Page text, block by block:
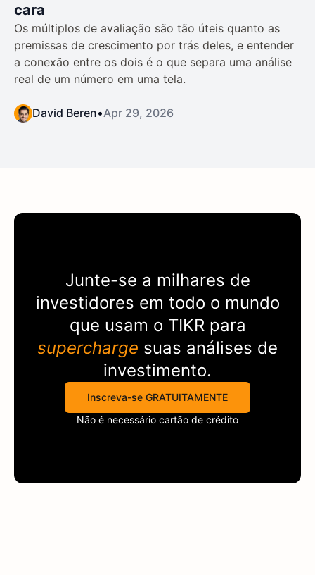
cara
Os múltiplos de avaliação são tão úteis quanto as
premissas de crescimento por trás deles, e entender
a conexão entre os dois é o que separa uma análise
real de um número em uma tela.
David Beren•Apr 29, 2026
Junte-se a milhares de
investidores em todo o mundo
que usam o TIKR para
supercharge suas análises de
investimento.
Inscreva-se GRATUITAMENTE
Não é necessário cartão de crédito